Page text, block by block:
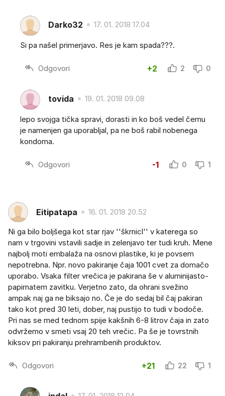
Darko32 17. 01. 2018 17.04
Si pa našel primerjavo. Res je kam spada???.
Odgovori +2 2 0
tovida 19. 01. 2018 09.08
lepo svojga tička spravi, dorasti in ko boš vedel čemu
je namenjen ga uporabljal, pa ne boš rabil nobenega
kondoma.
Odgovori -1 0 1
Eitipatapa 16. 01. 2018 20.52
Ni ga bilo boljšega kot star rjav ''škrnicl'' v katerega so
nam v trgovini vstavili sadje in zelenjavo ter tudi kruh. Mene
najbolj moti embalaža na osnovi plastike, ki je povsem
nepotrebna. Npr. novo pakiranje čaja 1001 cvet za domačo
uporabo. Vsaka filter vrečica je pakirana še v aluminijasto-
papirnatem zavitku. Verjetno zato, da ohrani svežino
ampak naj ga ne biksajo no. Če je do sedaj bil čaj pakiran
tako kot pred 30 leti, dober, naj pustijo to tudi v bodoče.
Pri nas se med tednom spije kakšnih 6-8 litrov čaja in zato
odvržemo v smeti vsaj 20 teh vrečic. Pa še je tovrstnih
kiksov pri pakiranju prehrambenih produktov.
Odgovori +21 22 1